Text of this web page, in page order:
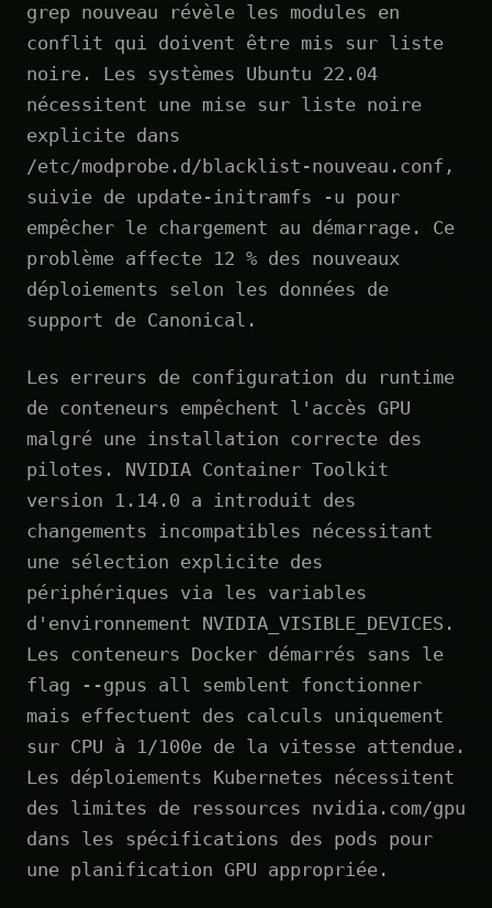
grep nouveau révèle les modules en
conflit qui doivent être mis sur liste
noire. Les systèmes Ubuntu 22.04
nécessitent une mise sur liste noire
explicite dans
/etc/modprobe.d/blacklist-nouveau.conf,
suivie de update-initramfs -u pour
empêcher le chargement au démarrage. Ce
problème affecte 12 % des nouveaux
déploiements selon les données de
support de Canonical.
Les erreurs de configuration du runtime
de conteneurs empêchent l'accès GPU
malgré une installation correcte des
pilotes. NVIDIA Container Toolkit
version 1.14.0 a introduit des
changements incompatibles nécessitant
une sélection explicite des
périphériques via les variables
d'environnement NVIDIA_VISIBLE_DEVICES.
Les conteneurs Docker démarrés sans le
flag --gpus all semblent fonctionner
mais effectuent des calculs uniquement
sur CPU à 1/100e de la vitesse attendue.
Les déploiements Kubernetes nécessitent
des limites de ressources nvidia.com/gpu
dans les spécifications des pods pour
une planification GPU appropriée.